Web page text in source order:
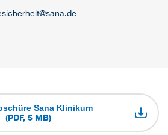
@sana.de
Sana Klinikum
(PDF, 5 MB)